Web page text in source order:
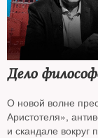
Дело
О новой волне
Аристотеля»,
и скандале вокруг